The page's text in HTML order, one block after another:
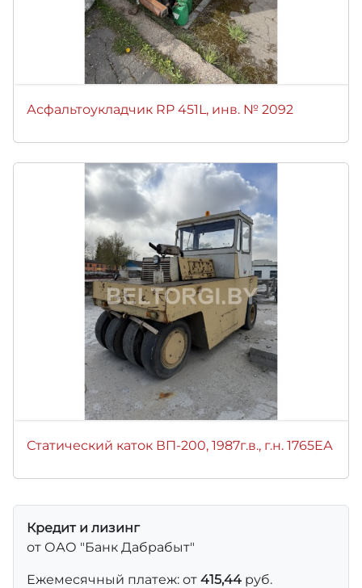
Асфальтоукладчик RP 451L, инв. № 2092
Статический каток ВП-200, 1987г.в., г.н. 1765ЕА
Кредит и лизинг
от ОАО "Банк Дабрабыт"
Ежемесячный платеж: от 415,44 руб.